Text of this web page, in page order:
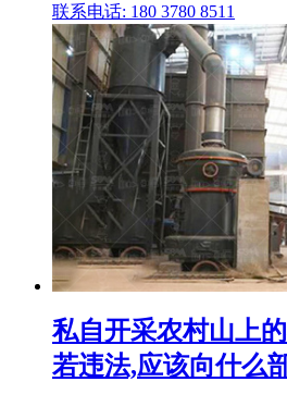
联系电话: 180 3780 8511
私自开采农村山上
若违法,应该向什么